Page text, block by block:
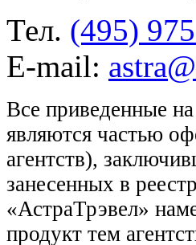
Тел. (495)
E-mail:
Все приведенные
являются частью
агентств),
занесенных в
«АстраТрэвел»
продукт тем